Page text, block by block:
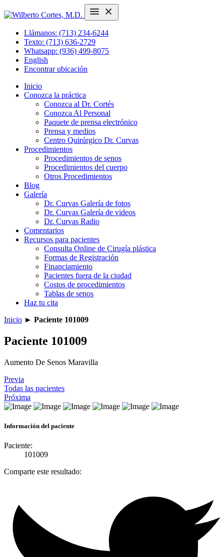
Llámanos: (713) 234-6244
Texto: (713) 636-2729
Whatsapp: (936) 499-8075
English
Encontrar ubicación
Inicio
Conozca la práctica
Conozca al Dr. Cortés
Conozca Al Personal
Paquete de prensa electrónico
Prensa y medios
Centro Quirúrgico Dr. Curvas
Procedimientos
Procedimientos de senos
Procedimientos del cuerpo
Otros Procedimientos
Blog
Galería
Dr. Curvas Galería de fotos
Dr. Curvas Galería de videos
Dr. Curvas Radio
Comentarios
Recursos para pacientes
Consulta Online de Cirugía plástica
Formas de Registración
Financiamiento
Pacientes fuera de la ciudad
Costos de procedimientos
Tablas de senos
Haz tu cita
Inicio ► Paciente 101009
Paciente 101009
Aumento De Senos Maravilla
Previa
Todas las pacientes
Próxima
Información del paciente
Paciente:
101009
Comparte este resultado: